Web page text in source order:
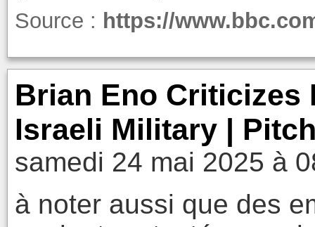
Source : https://
Brian Eno
Israeli Military |
samedi 24 mai 2025 à
à noter aussi que des